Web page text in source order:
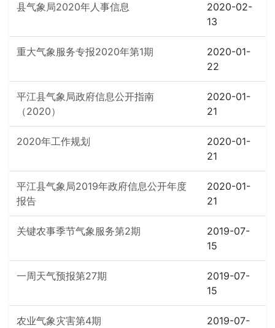
县气象局2020年人事信息
2020-02-
13
重大气象服务专报2020年第1期
2020-01-
22
平江县气象局政府信息公开指南
（2020）
2020-01-
21
2020年工作规划
2020-01-
21
平江县气象局2019年政府信息公开年度
报告
2020-01-
21
关键农事季节气象服务第2期
2019-07-
15
一周天气预报第27期
2019-07-
15
农业气象灾害第4期
2019-07-